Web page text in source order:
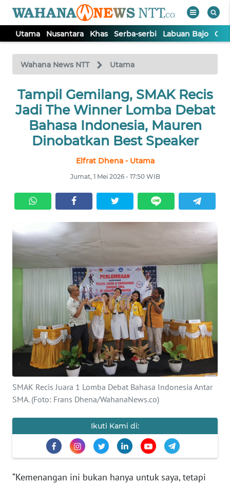
Utama Nusantara Khas Serba-serbi Labuan Bajo
Wahana News NTT Utama
Tampil Gemilang, SMAK Recis
Jadi The Winner Lomba Debat
Bahasa Indonesia, Mauren
Dinobatkan Best Speaker
Elfrat Dhena - Utama
Jumat, 1 Mei 2026 - 17:50 WIB
SMAK Recis Juara 1 Lomba Debat Bahasa Indonesia Antar
SMA. (Foto: Frans Dhena/WahanaNews.co)
Ikuti Kami di:
“Kemenangan ini bukan hanya untuk saya, tetapi
TV
Tutup
UTAMA
NUSANTARA
SERBI
BAJO
KONTAK
KAMI
INFO
IKLAN
KAMI
MEDIA